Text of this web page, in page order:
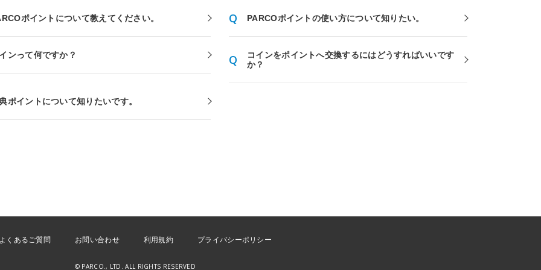
ポイントについて教えてください。 PARCOポイントの使い方について知りたい。
ンって何ですか？
コインをポイントへ交換するにはどうすればいいです
か？
ポイントについて知りたいです。
よくあるご質問 お問い合わせ 利用規約 プライバシーポリシー
© PARCO., LTD. ALL RIGHTS RESERVED